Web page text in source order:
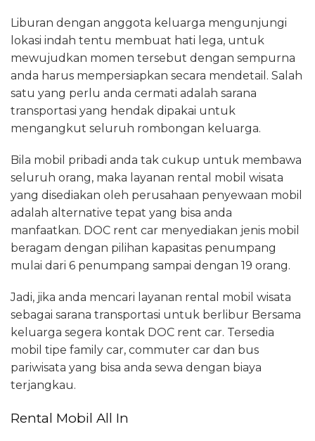
Liburan dengan anggota keluarga mengunjungi
lokasi indah tentu membuat hati lega, untuk
mewujudkan momen tersebut dengan sempurna
anda harus mempersiapkan secara mendetail. Salah
satu yang perlu anda cermati adalah sarana
transportasi yang hendak dipakai untuk
mengangkut seluruh rombongan keluarga.
Bila mobil pribadi anda tak cukup untuk membawa
seluruh orang, maka layanan rental mobil wisata
yang disediakan oleh perusahaan penyewaan mobil
adalah alternative tepat yang bisa anda
manfaatkan. DOC rent car menyediakan jenis mobil
beragam dengan pilihan kapasitas penumpang
mulai dari 6 penumpang sampai dengan 19 orang.
Jadi, jika anda mencari layanan rental mobil wisata
sebagai sarana transportasi untuk berlibur Bersama
keluarga segera kontak DOC rent car. Tersedia
mobil tipe family car, commuter car dan bus
pariwisata yang bisa anda sewa dengan biaya
terjangkau.
Rental Mobil All In